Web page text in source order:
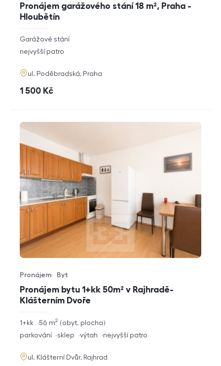
Pronájem garážového stání 18 m², Praha -
Hloubětín
rozměry
dispozice
Garážové stání
funkce
nejvyšší patro
adresa
ul. Poděbradská, Praha
cena
1 500 Kč
Pronájem bytu 1+kk 50m² v Rajhradě-
Klášterním Dvoře
Typ nabídky
Pronájem
Typ nemovitosti
Byt
rozměry
dispozice
1+kk obyt. plocha
56 m2
funkce
parkování sklep výtah nejvyšší patro
adresa
ul. Klášterní Dvůr, Rajhrad